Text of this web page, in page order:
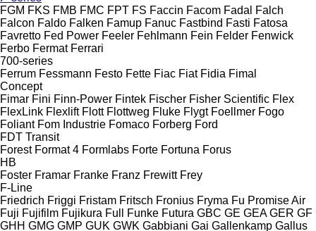
FGM FKS FMB FMC FPT FS Faccin Facom Fadal
Falch
Falcon Faldo Falken Famup Fanuc Fastbind Fasti Fatosa
Favretto Fed Power Feeler Fehlmann Fein Felder Fenwick
Ferbo Fermat Ferrari
700-series
Ferrum Fessmann Festo Fette Fiac Fiat Fidia Fimal
Concept
Fimar Fini Finn-Power Fintek Fischer Fisher Scientific Flex
FlexLink Flexlift Flott Flottweg Fluke Flygt Foellmer Fogo
Foliant Fom Industrie Fomaco Forberg Ford
FDT Transit
Forest Format 4 Formlabs Forte Fortuna Forus
HB
Foster Framar Franke Franz Frewitt Frey
F-Line
Friedrich Friggi Fristam Fritsch Fronius Fryma Fu Promise Air
Fuji Fujifilm Fujikura Full Funke Futura GBC GE GEA GER GF
GHH GMG GMP GUK GWK Gabbiani Gai Gallenkamp Gallus